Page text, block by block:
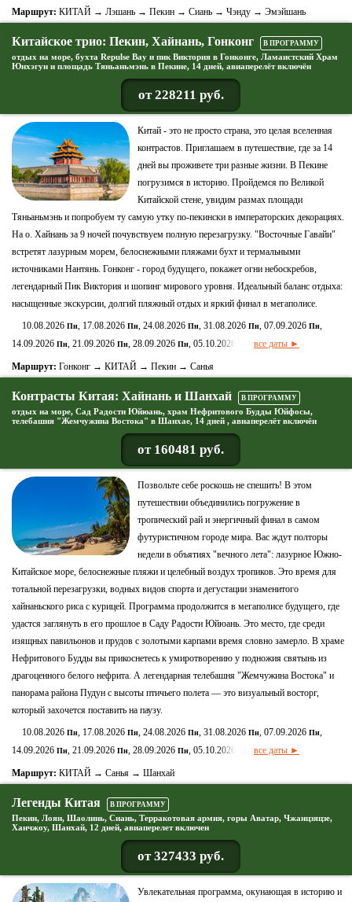
Маршрут: КИТАЙ → Лэшань → Пекин → Сиань → Чэнду → Эмэйшань
Китайское трио: Пекин, Хайнань, Гонконг В ПРОГРАММУ
отдых на море, бухта Repulse Bay и пик Виктория в Гонконге, Ламаистский Храм
Юнхэгун и площадь Тяньаньмэнь в Пекине, 14 дней, авиаперелёт включён
от 228211 руб.
Китай - это не просто страна, это целая вселенная
контрастов. Приглашаем в путешествие, где за 14
дней вы проживете три разные жизни. В Пекине
погрузимся в историю. Пройдемся по Великой
Китайской стене, увидим размах площади
Тяньаньмэнь и попробуем ту самую утку по-пекински в императорских декорациях.
На о. Хайнань за 9 ночей почувствуем полную перезагрузку. "Восточные Гавайи"
встретят лазурным морем, белоснежными пляжами бухт и термальными
источниками Нантянь. Гонконг - город будущего, покажет огни небоскребов,
легендарный Пик Виктория и шопинг мирового уровня. Идеальный баланс отдыха:
насыщенные экскурсии, долгий пляжный отдых и яркий финал в мегаполисе.
10.08.2026 Пн, 17.08.2026 Пн, 24.08.2026 Пн, 31.08.2026 Пн, 07.09.2026 Пн,
14.09.2026 Пн, 21.09.2026 Пн, 28.09.2026 Пн, 05.10.2026 все даты ►
Маршрут: Гонконг → КИТАЙ → Пекин → Санья
Контрасты Китая: Хайнань и Шанхай В ПРОГРАММУ
отдых на море, Сад Радости Юйюань, храм Нефритового Будды Юйфосы,
телебашня "Жемчужина Востока" в Шанхае, 14 дней , авиаперелёт включён
от 160481 руб.
Позвольте себе роскошь не спешить! В этом
путешествии объединились погружение в
тропический рай и энергичный финал в самом
футуристичном городе мира. Вас ждут полторы
недели в объятиях "вечного лета": лазурное Южно-
Китайское море, белоснежные пляжи и целебный воздух тропиков. Это время для
тотальной перезагрузки, водных видов спорта и дегустации знаменитого
хайнаньского риса с курицей. Программа продолжится в мегаполисе будущего, где
удастся заглянуть в его прошлое в Саду Радости Юйюань. Это место, где среди
изящных павильонов и прудов с золотыми карпами время словно замерло. В храме
Нефритового Будды вы прикоснетесь к умиротворению у подножия святынь из
драгоценного белого нефрита. А легендарная телебашня "Жемчужина Востока" и
панорама района Пудун с высоты птичьего полета — это визуальный восторг,
который захочется поставить на паузу.
10.08.2026 Пн, 17.08.2026 Пн, 24.08.2026 Пн, 31.08.2026 Пн, 07.09.2026 Пн,
14.09.2026 Пн, 21.09.2026 Пн, 28.09.2026 Пн, 05.10.2026 все даты ►
Маршрут: КИТАЙ → Санья → Шанхай
Легенды Китая В ПРОГРАММУ
Пекин, Лоян, Шаолинь, Сиань, Терракотовая армия, горы Аватар, Чжанцзяцзе,
Ханчжоу, Шанхай, 12 дней, авиаперелет включен
от 327433 руб.
Увлекательная программа, окунающая в историю и